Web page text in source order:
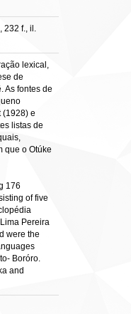
232 f., il.
lexical,
de
As fontes de
(1928) e
listas de
que o Otúke
176
of five
Pereira
were the
Boróro.
and